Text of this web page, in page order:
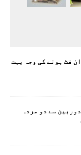
فٹ ہونے کی وجہ بہت
سے دو مردہ